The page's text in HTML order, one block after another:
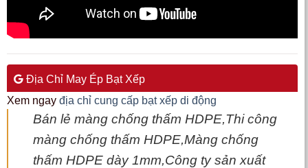
Địa Chỉ May Ép Bạt Xếp
Xem ngay địa chỉ cung cấp bạt xếp di động
Bán lẻ màng chống thấm HDPE,Thi công
màng chống thấm HDPE,Màng chống
thấm HDPE dày 1mm,Công ty sản xuất